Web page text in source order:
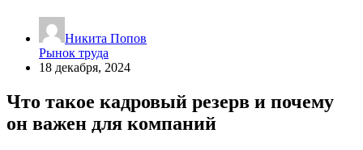
Никита Попов
Рынок труда
18 декабря, 2024
Что такое кадровый резерв и почему
он важен для компаний